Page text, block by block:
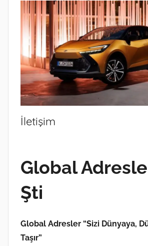
İletişim
Global
Şti
Global Adresler “Sizi Dünyaya,
Taşır”